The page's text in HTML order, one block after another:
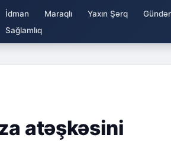
İdman Maraqlı Yaxın Şərq
Sağlamlıq
atəşkəsini